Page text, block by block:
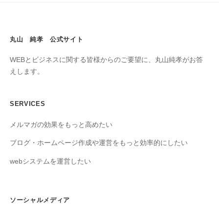
丸山 純孝 公式サイト
WEBとビジネスに関する皆様からのご要望に、丸山純孝がお答
えします。
SERVICES
メルマガの効果をもっと高めたい
ブログ・ホームページ作成や運営をもっと効率的にしたい
webシステムを運営したい
ソーシャルメディア